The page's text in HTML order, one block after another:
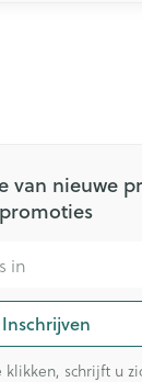
van nieuwe
promoties
Inschrijven
schrijft u